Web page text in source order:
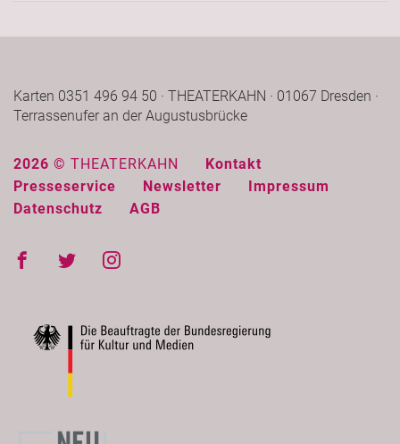
Karten 0351 496 94 50 · THEATERKAHN · 01067 Dresden ·
Terrassenufer an der Augustusbrücke
2026 © THEATERKAHN
Kontakt
Presseservice
Newsletter
Impressum
Datenschutz
AGB